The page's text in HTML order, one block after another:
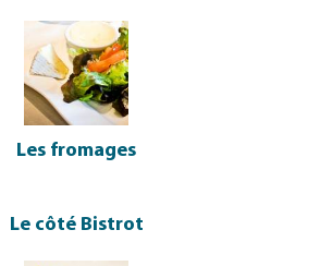
Les fromages
Le côté Bistrot